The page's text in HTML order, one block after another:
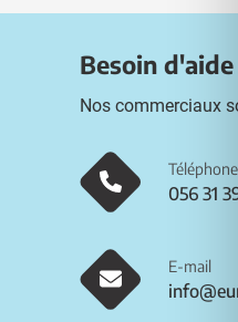
Besoin d'aide
Nos commerciaux
Téléphone
056 31 39
E-mail